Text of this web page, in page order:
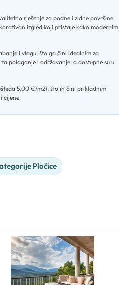
rješenje za podne i zidne površine.
izgled koji pristaje kako modernim
i vlagu, što ga čini idealnim za
polaganje i održavanje, a dostupne su u
5,00 €/m2), što ih čini prikladnim
cijene.
Pločice